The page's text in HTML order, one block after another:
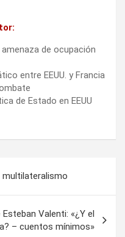
de ocupación
entre EEUU. y Francia
de Estado en EEUU
multilateralismo
Valenti: «¿Y el
– cuentos mínimos»